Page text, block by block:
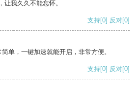
我久久不能忘怀。
支持[0] 反对[0]
单，一键加速就能开启，非常方便。
支持[0] 反对[0]